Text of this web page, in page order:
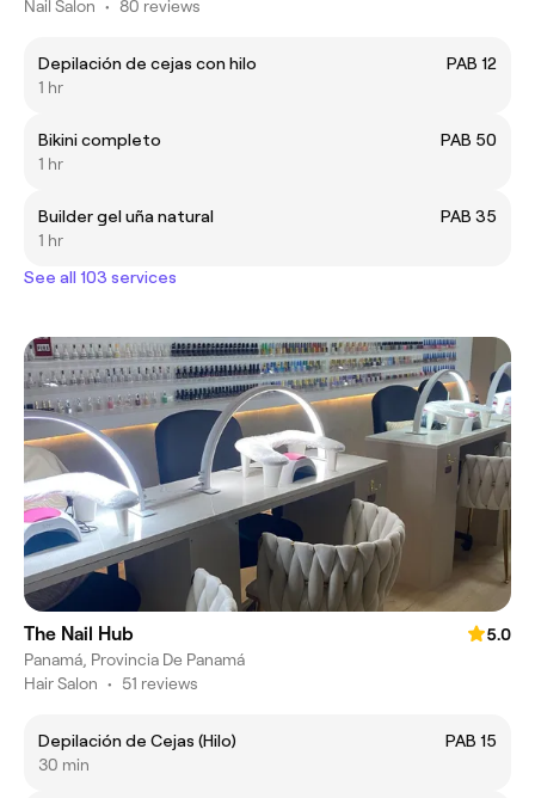
Nail Salon • 80 reviews
Depilación de cejas con hilo
PAB 12
1 hr
Bikini completo
PAB 50
1 hr
Builder gel uña natural
PAB 35
1 hr
See all 103 services
The Nail Hub
5.0
Panamá, Provincia De Panamá
Hair Salon • 51 reviews
Depilación de Cejas (Hilo)
PAB 15
30 min